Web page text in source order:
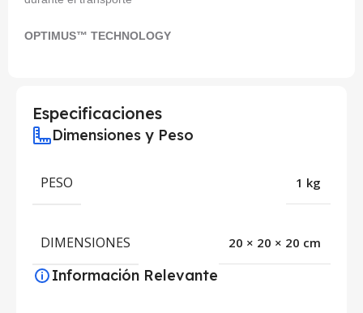
OPTIMUS™ TECHNOLOGY
Especificaciones
Dimensiones y Peso
PESO 1 kg
DIMENSIONES 20 × 20 × 20 cm
Información Relevante